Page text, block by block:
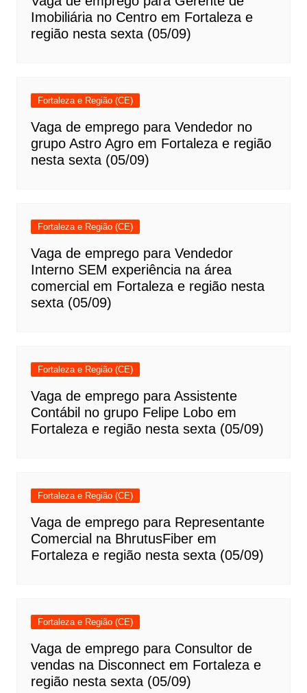
Imobiliária no Centro em Fortaleza e
região nesta sexta (05/09)
Fortaleza e Região (CE)
Vaga de emprego para Vendedor no
grupo Astro Agro em Fortaleza e região
nesta sexta (05/09)
Fortaleza e Região (CE)
Vaga de emprego para Vendedor
Interno SEM experiência na área
comercial em Fortaleza e região nesta
sexta (05/09)
Fortaleza e Região (CE)
Vaga de emprego para Assistente
Contábil no grupo Felipe Lobo em
Fortaleza e região nesta sexta (05/09)
Fortaleza e Região (CE)
Vaga de emprego para Representante
Comercial na BhrutusFiber em
Fortaleza e região nesta sexta (05/09)
Fortaleza e Região (CE)
Vaga de emprego para Consultor de
vendas na Disconnect em Fortaleza e
região nesta sexta (05/09)